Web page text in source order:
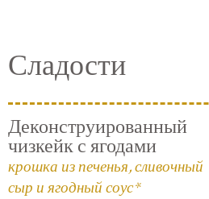
Сладости
Деконструированный
чизкейк с ягодами
крошка из печенья, сливочный
сыр и ягодный соус*